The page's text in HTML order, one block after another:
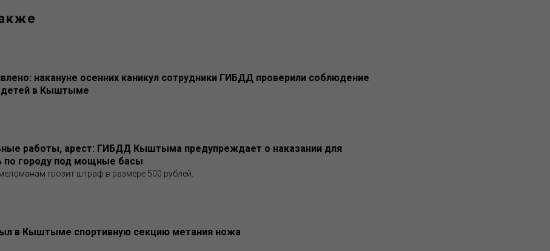
накануне осенних каникул сотрудники ГИБДД проверили соблюдение
детей в Кыштыме
работы, арест: ГИБДД Кыштыма предупреждает о наказании для
по городу под мощные басы
грозит штраф в размере 500 рублей.
в Кыштыме спортивную секцию метания ножа